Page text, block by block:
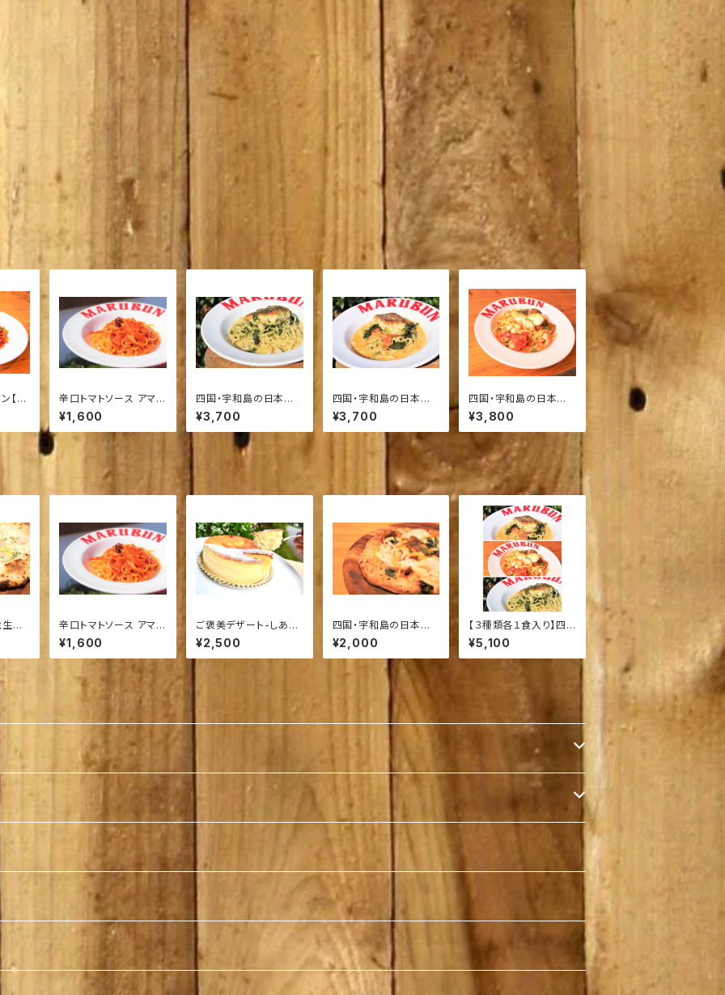
【ソ
辛口トマトソース アマト
リチャーナ【ソース２食
入り】
¥1,600
四国・宇和島の日本一
の養殖鯛“鯛一郎ク
ン”と遊子・きぬ青のり
のクリームソース【ソー
ス２食入り】
¥3,700
四国・宇和島の日本一
の養殖鯛“鯛一郎ク
ン”と遊子・きぬ青のり
のトマトクリームソース
【ソース２食入り】
¥3,700
四国・宇和島の日本一
の養殖鯛“鯛一郎ク
ン”と魚貝類のトマトペ
ペロンチーノ【ソース２
食入り】
¥3,800
ソ
辛口トマトソース アマト
リチャーナ【ソース２食
入り】
¥1,600
ご褒美デザート-しあわ
せフォンダンチーズ‐
¥2,500
四国・宇和島の日本一
の養殖鯛“鯛一郎ク
ン”とレモンのピッツァ
¥2,000
【３種類各１食入り】四
国・宇和島 鯛一郎クン
のパスタソースセット
¥5,100